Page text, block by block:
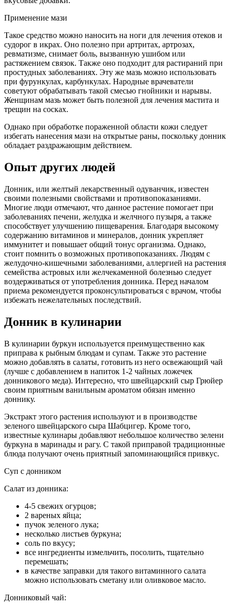
Применение мази
Такое средство можно наносить на ноги для лечения отеков и
судорог в икрах. Оно полезно при артритах, артрозах,
ревматизме, снимает боль, вызванную ушибом или
растяжением связок. Также оно подходит для растираний при
простудных заболеваниях. Эту же мазь можно использовать
при фурункулах, карбункулах. Народные врачеватели
советуют обрабатывать такой смесью гнойники и нарывы.
Женщинам мазь может быть полезной для лечения мастита и
трещин на сосках.
Однако при обработке пораженной области кожи следует
избегать нанесения мази на открытые раны, поскольку донник
обладает раздражающим действием.
Опыт других людей
Донник, или желтый лекарственный одуванчик, известен
своими полезными свойствами и противопоказаниями.
Многие люди отмечают, что данное растение помогает при
заболеваниях печени, желудка и желчного пузыря, а также
способствует улучшению пищеварения. Благодаря высокому
содержанию витаминов и минералов, донник укрепляет
иммунитет и повышает общий тонус организма. Однако,
стоит помнить о возможных противопоказаниях. Людям с
желудочно-кишечными заболеваниями, аллергией на растения
семейства астровых или желчекаменной болезнью следует
воздерживаться от употребления донника. Перед началом
приема рекомендуется проконсультироваться с врачом, чтобы
избежать нежелательных последствий.
Донник в кулинарии
В кулинарии буркун используется преимущественно как
приправа к рыбным блюдам и супам. Также это растение
можно добавлять в салаты, готовить из него освежающий чай
(лучше с добавлением в напиток 1-2 чайных ложечек
донникового меда). Интересно, что швейцарский сыр Грюйер
своим приятным ванильным ароматом обязан именно
доннику.
Экстракт этого растения используют и в производстве
зеленого швейцарского сыра Шабцигер. Кроме того,
известные кулинары добавляют небольшое количество зелени
буркуна в маринады и рагу. С такой приправой традиционные
блюда получают очень приятный запоминающийся привкус.
Суп с донником
Салат из донника:
4-5 свежих огурцов;
2 вареных яйца;
пучок зеленого лука;
несколько листьев буркуна;
соль по вкусу;
все ингредиенты измельчить, посолить, тщательно
перемешать;
в качестве заправки для такого витаминного салата
можно использовать сметану или оливковое масло.
Донниковый чай: